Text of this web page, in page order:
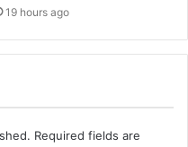
19 hours ago
Required fields are